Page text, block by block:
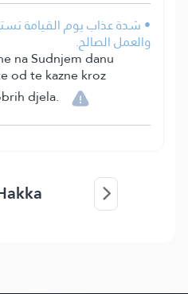
• شدة عذاب يوم القيامة
والعمل الصالح.
na Sudnjem danu
od te kazne kroz
djela.